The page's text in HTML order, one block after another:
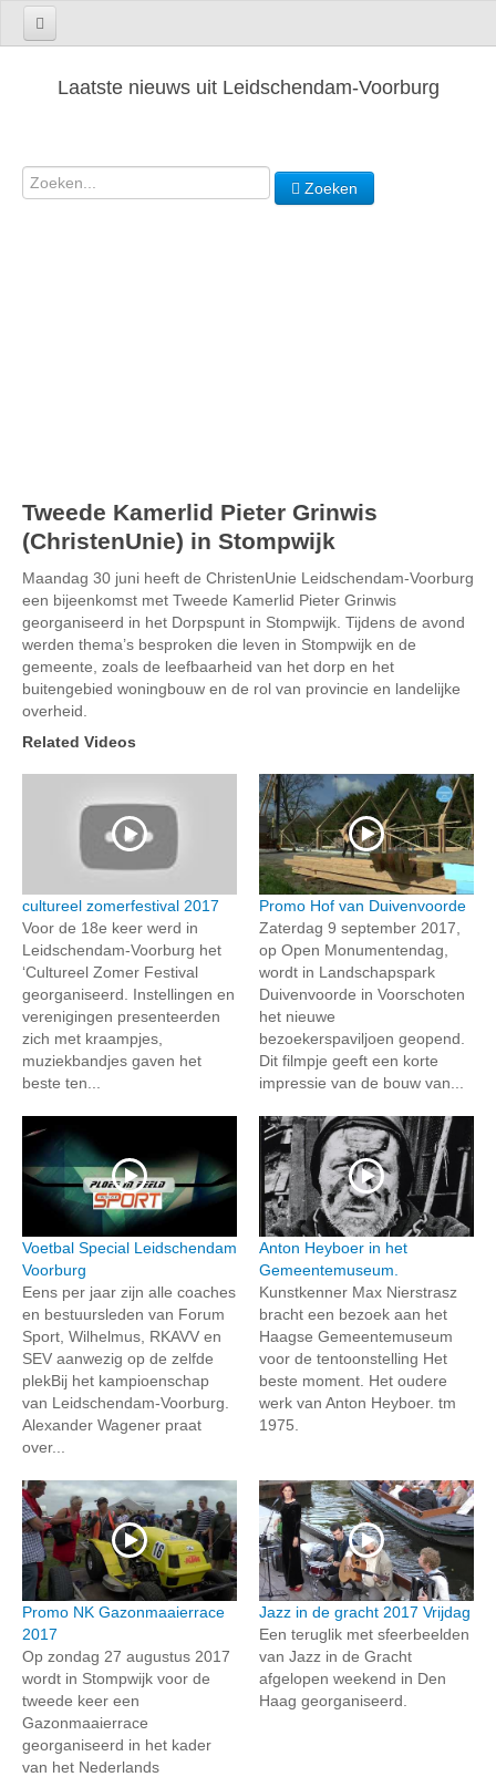
Laatste nieuws uit Leidschendam-Voorburg
Zoeken
Tweede Kamerlid Pieter Grinwis
(ChristenUnie) in Stompwijk
Maandag 30 juni heeft de ChristenUnie Leidschendam-Voorburg
een bijeenkomst met Tweede Kamerlid Pieter Grinwis
georganiseerd in het Dorpspunt in Stompwijk. Tijdens de avond
werden thema’s besproken die leven in Stompwijk en de
gemeente, zoals de leefbaarheid van het dorp en het
buitengebied woningbouw en de rol van provincie en landelijke
overheid.
Related Videos
cultureel zomerfestival 2017
Voor de 18e keer werd in
Leidschendam-Voorburg het
‘Cultureel Zomer Festival
georganiseerd. Instellingen en
verenigingen presenteerden
zich met kraampjes,
muziekbandjes gaven het
beste ten...
Promo Hof van Duivenvoorde
Zaterdag 9 september 2017,
op Open Monumentendag,
wordt in Landschapspark
Duivenvoorde in Voorschoten
het nieuwe
bezoekerspaviljoen geopend.
Dit filmpje geeft een korte
impressie van de bouw van...
Voetbal Special Leidschendam
Voorburg
Eens per jaar zijn alle coaches
en bestuursleden van Forum
Sport, Wilhelmus, RKAVV en
SEV aanwezig op de zelfde
plekBij het kampioenschap
van Leidschendam-Voorburg.
Alexander Wagener praat
over...
Anton Heyboer in het
Gemeentemuseum.
Kunstkenner Max Nierstrasz
bracht een bezoek aan het
Haagse Gemeentemuseum
voor de tentoonstelling Het
beste moment. Het oudere
werk van Anton Heyboer. tm
1975.
Promo NK Gazonmaaierrace
2017
Op zondag 27 augustus 2017
wordt in Stompwijk voor de
tweede keer een
Gazonmaaierrace
georganiseerd in het kader
van het Nederlands
Jazz in de gracht 2017 Vrijdag
Een teruglik met sfeerbeelden
van Jazz in de Gracht
afgelopen weekend in Den
Haag georganiseerd.